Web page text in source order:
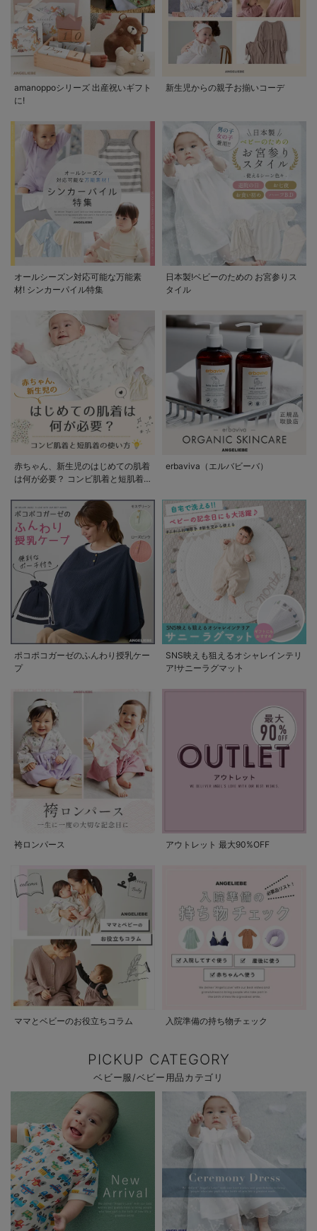
amanoppoシリーズ 出産祝いギフト
に!
新生児からの親子お揃いコーデ
オールシーズン対応可能な万能素
材! シンカーパイル特集
日本製!ベビーのための お宮参りス
タイル
赤ちゃん、新生児のはじめての肌着
は何が必要？ コンビ肌着と短肌着
erbaviva（エルバビーバ）
ポコポコガーゼのふんわり授乳ケー
プ
SNS映えも狙えるオシャレインテリ
ア!サニーラグマット
袴ロンパース アウトレット 最大90%OFF
ママとベビーのお役立ちコラム 入院準備の持ち物チェック
PICKUP CATEGORY
ベビー服/ベビー用品カテゴリ